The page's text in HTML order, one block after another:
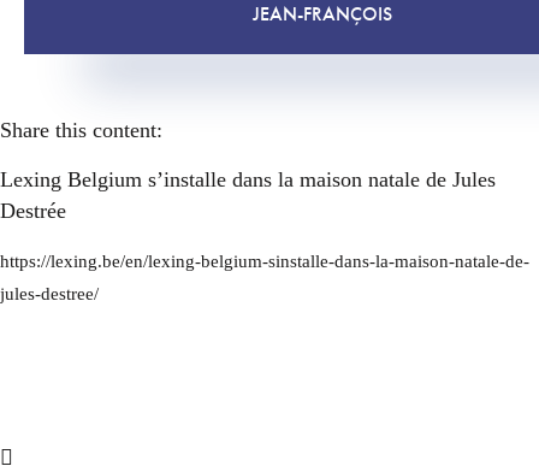
JEAN-FRANÇOIS
Share this content:
Lexing Belgium s’installe dans la maison natale de Jules
Destrée
https://lexing.be/en/lexing-belgium-sinstalle-dans-la-maison-natale-de-
jules-destree/